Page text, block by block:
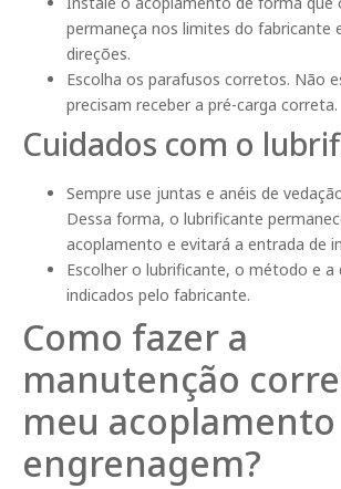
permaneça nos limites do fabricante
direções.
Escolha os parafusos corretos. Não
precisam receber a pré-carga correta.
Cuidados com o
Sempre use juntas e anéis de
Dessa forma, o lubrificante
acoplamento e evitará a entrada de
Escolher o lubrificante, o método e a
indicados pelo fabricante.
Como fazer a
manutenção
meu
engrenagem?